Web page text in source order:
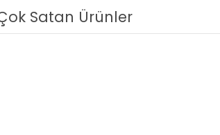
Satan Ürünler